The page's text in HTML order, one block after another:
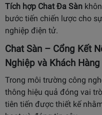
Tích hợp Chat Đa Sàn
bước tiến chiến lược cho
nghiệp điện tử.
Chat Sàn – Cổng Kết
Nghiệp và Khách Hàng
Trong môi trường công
thông hiệu quả đóng vai
tiên tiến được thiết kế